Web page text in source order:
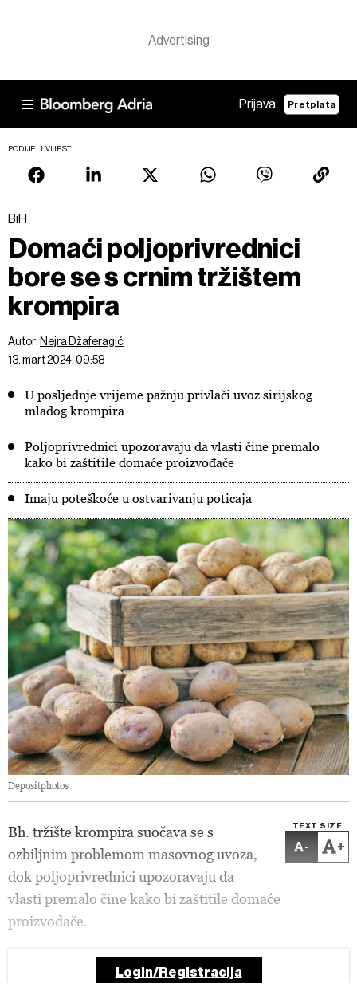
Prijava Pretplata
PODIJELI VIJEST
BiH
Domaći poljoprivrednici
bore se s crnim tržištem
krompira
Autor: Nejra Džaferagić
13. mart 2024, 09:58
U posljednje vrijeme pažnju privlači uvoz sirijskog
mladog krompira
Poljoprivrednici upozoravaju da vlasti čine premalo
kako bi zaštitile domaće proizvođače
Imaju poteškoće u ostvarivanju poticaja
Depositphotos
TEXT SIZE
- +
Bh. tržište krompira suočava se s
ozbiljnim problemom masovnog uvoza,
dok poljoprivrednici upozoravaju da
vlasti premalo čine kako bi zaštitile domaće
proizvođače.
Login/Registracija